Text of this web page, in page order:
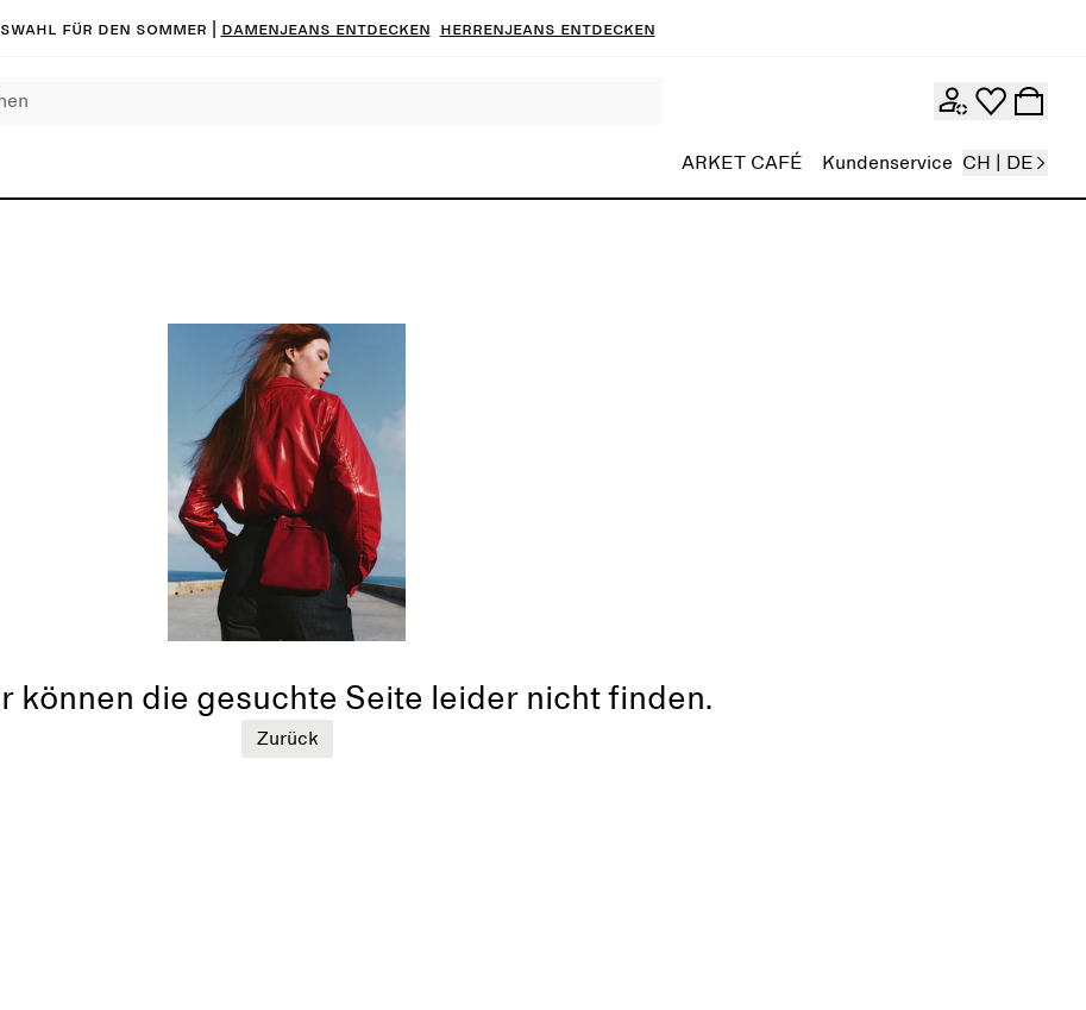
für den Sommer | Damenjeans entdecken Herrenjeans entdecken
ARKET CAFÉ Kundenservice CH | DE
können die gesuchte Seite leider nicht finden.
Zurück